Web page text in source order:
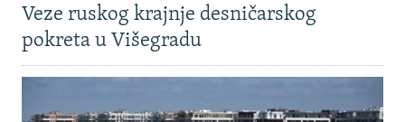
Veze ruskog krajnje desničarskog
pokreta u Višegradu